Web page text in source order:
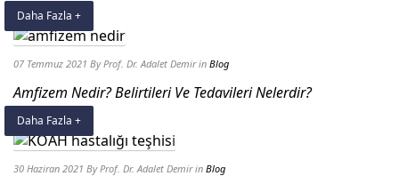
Daha Fazla +
07 Temmuz 2021 By Prof. Dr. Adalet Demir in Blog
Amfizem Nedir? Belirtileri Ve Tedavileri Nelerdir?
Daha Fazla +
30 Haziran 2021 By Prof. Dr. Adalet Demir in Blog